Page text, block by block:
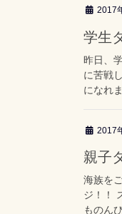
2017
学生
昨日、
に苦戦
になれ
2017
親子
海族を
ジ！！
ものん